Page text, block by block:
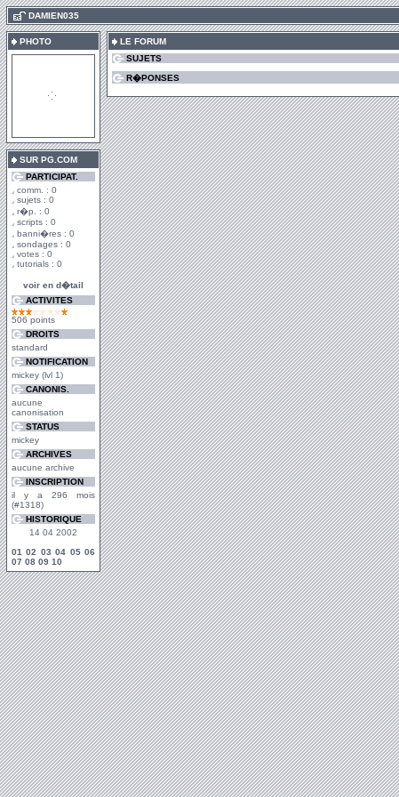
DAMIEN035
PHOTO
SUR PG.COM
PARTICIPAT.
comm. : 0
sujets : 0
r�p. : 0
scripts : 0
banni�res : 0
sondages : 0
votes : 0
tutorials : 0
voir en d�tail
ACTIVITES
506 points
DROITS
standard
NOTIFICATION
mickey (lvl 1)
CANONIS.
aucune
canonisation
STATUS
mickey
ARCHIVES
aucune archive
INSCRIPTION
il y a 296 mois
(#1318)
HISTORIQUE
14 04 2002
01 02 03 04 05 06
07 08 09 10
LE FORUM
SUJETS
R�PONSES